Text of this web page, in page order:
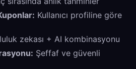
Kullanıcı profiline göre
zekası + AI kombinasyonu
Şeffaf ve güvenli